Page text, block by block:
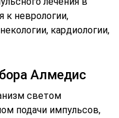
к неврологии,
кардиологии,
Алмедис
светом
подачи импульсов,